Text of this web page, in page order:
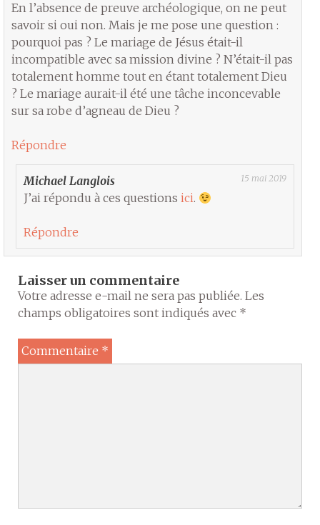
En l’absence de preuve archéologique, on ne peut
savoir si oui non. Mais je me pose une question :
pourquoi pas ? Le mariage de Jésus était-il
incompatible avec sa mission divine ? N’était-il pas
totalement homme tout en étant totalement Dieu
? Le mariage aurait-il été une tâche inconcevable
sur sa robe d’agneau de Dieu ?
Répondre
Michael Langlois 15 mai 2019
J’ai répondu à ces questions ici.
Répondre
Laisser un commentaire
Votre adresse e-mail ne sera pas publiée. Les
champs obligatoires sont indiqués avec *
Commentaire *